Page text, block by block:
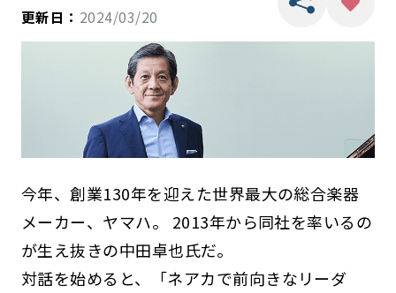
更新日： 2024/03/20
今年、創業130年を迎えた世界最大の総合楽器
メーカー、ヤマハ。 2013年から同社を率いるの
が生え抜きの中田卓也氏だ。
対話を始めると、「ネアカで前向きなリーダ